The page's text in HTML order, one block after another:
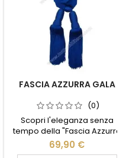
FASCIA AZZURRA GALA
(0)
Scopri l'eleganza senza
tempo della "Fascia Azzurra
Gala". Realizzata con
materiali di alta qualità,
69,90 €